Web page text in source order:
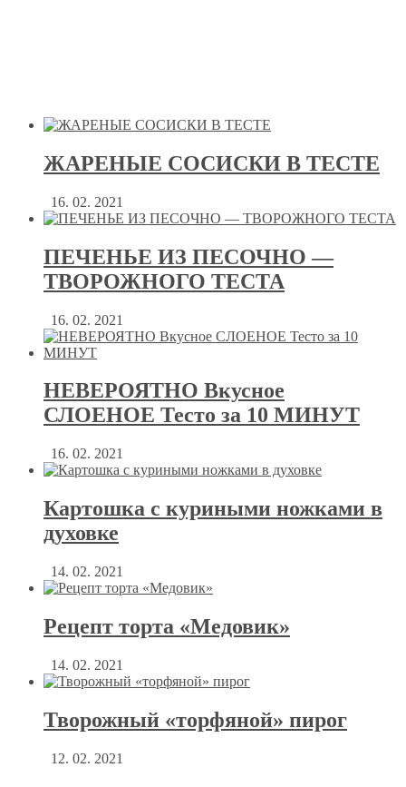
ЖАРЕНЫЕ СОСИСКИ В ТЕСТЕ
16. 02. 2021
ПЕЧЕНЬЕ ИЗ ПЕСОЧНО —
ТВОРОЖНОГО ТЕСТА
16. 02. 2021
НЕВЕРОЯТНО Вкусное
СЛОЕНОЕ Тесто за 10 МИНУТ
16. 02. 2021
Картошка с куриными ножками в
духовке
14. 02. 2021
Рецепт торта «Медовик»
14. 02. 2021
Творожный «торфяной» пирог
12. 02. 2021